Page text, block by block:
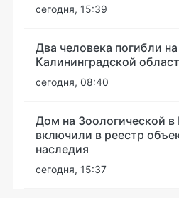
сегодня, 15:39
Два человека погибли
Калининградской
сегодня, 08:40
Дом на Зоологической в
включили в реестр
наследия
сегодня, 15:37